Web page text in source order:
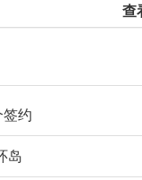
查
约
岛